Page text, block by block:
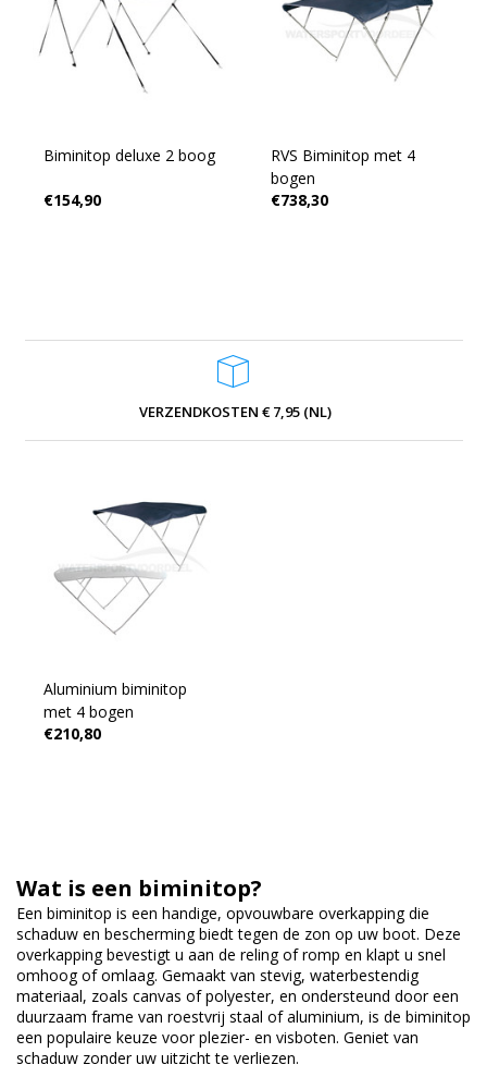
Biminitop deluxe 2 boog
€154,90
RVS Biminitop met 4
bogen
€738,30
VERZENDKOSTEN € 7,95 (NL)
Aluminium biminitop
met 4 bogen
€210,80
Wat is een biminitop?
Een biminitop is een handige, opvouwbare overkapping die
schaduw en bescherming biedt tegen de zon op uw boot. Deze
overkapping bevestigt u aan de reling of romp en klapt u snel
omhoog of omlaag. Gemaakt van stevig, waterbestendig
materiaal, zoals canvas of polyester, en ondersteund door een
duurzaam frame van roestvrij staal of aluminium, is de biminitop
een populaire keuze voor plezier- en visboten. Geniet van
schaduw zonder uw uitzicht te verliezen.